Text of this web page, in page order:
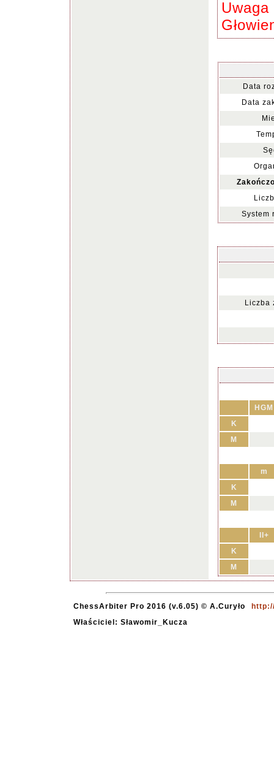
Data
Data
System
Liczba
HGM
K
M
m
K
M
II+
K
M
ChessArbiter Pro 2016 (v.6.05) © A.Curyło
Właściciel: Sławomir_Kucza